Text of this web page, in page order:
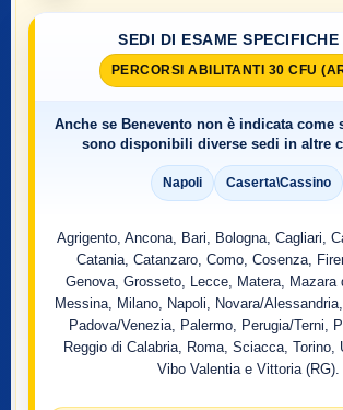
SEDI DI ESAME SPECIFICHE
PERCORSI ABILITANTI 30 CFU
Anche se Beneventonon è indicata come
sono disponibili diverse sedi in altre
Napoli Caserta\Cassino
Agrigento, Ancona, Bari, Bologna, Cagliari,
Catania, Catanzaro, Como, Cosenza,
Genova, Grosseto, Lecce, Matera, Mazara
Messina, Milano, Napoli, Novara/
Padova/Venezia, Palermo, Perugia/Terni,
Reggio di Calabria, Roma, Sciacca, Torino,
Vibo Valentia e Vittoria (RG).